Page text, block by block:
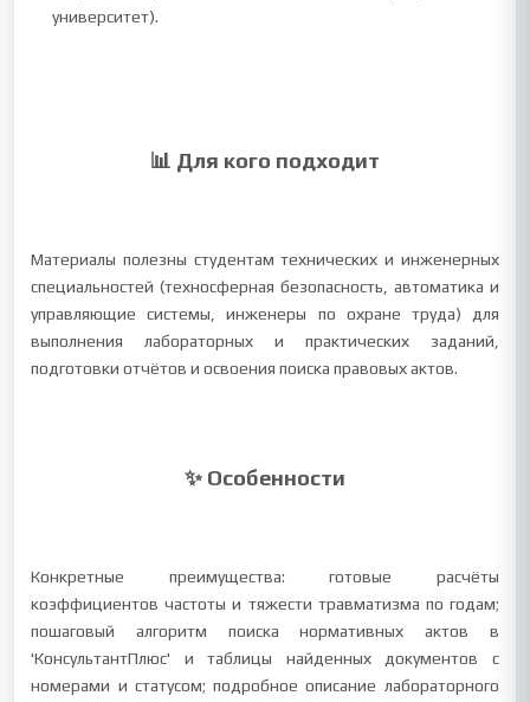
университет).
📊 Для кого подходит
Материалы полезны студентам технических и инженерных
специальностей (техносферная безопасность, автоматика и
управляющие системы, инженеры по охране труда) для
выполнения лабораторных и практических заданий,
подготовки отчётов и освоения поиска правовых актов.
✨ Особенности
Конкретные преимущества: готовые расчёты
коэффициентов частоты и тяжести травматизма по годам;
пошаговый алгоритм поиска нормативных актов в
'КонсультантПлюс' и таблицы найденных документов с
номерами и статусом; подробное описание лабораторного